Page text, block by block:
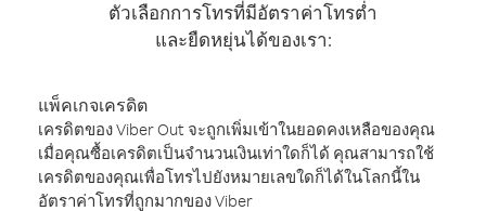
ตัวเลือกการโทรที่มีอัตราค่าโทรต่ำ
และยืดหยุ่นได้ของเรา:
แพ็คเกจเครดิต
เครดิตของ Viber Out จะถูกเพิ่มเข้าในยอดคงเหลือของคุณ
เมื่อคุณซื้อเครดิตเป็นจำนวนเงินเท่าใดก็ได้ คุณสามารถใช้
เครดิตของคุณเพื่อโทรไปยังหมายเลขใดก็ได้ในโลกนี้ใน
อัตราค่าโทรที่ถูกมากของ Viber